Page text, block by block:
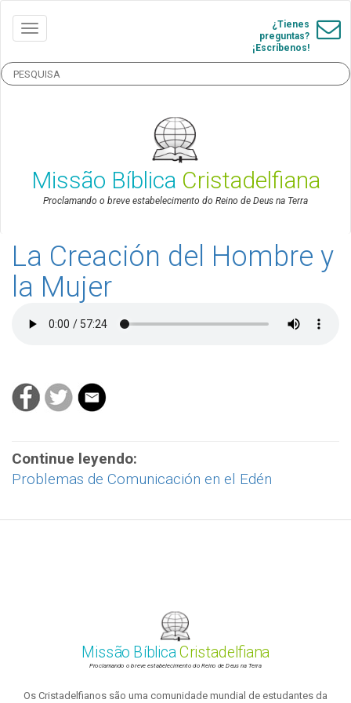
¿Tienes
preguntas?
¡Escríbenos!
Missão Bíblica Cristadelfiana
Proclamando o breve estabelecimento do Reino de Deus na Terra
La Creación del Hombre y
la Mujer
Continue leyendo:
Problemas de Comunicación en el Edén
Missão BíblicaCristadelfiana
Proclamando o breve estabelecimento do Reino de Deus na Terra
Os Cristadelfianos são uma comunidade mundial de estudantes da